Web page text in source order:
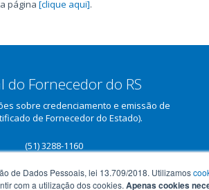
página [clique aqui].
do Fornecedor do RS
sobre credenciamento e emissão de
de Fornecedor do Estado).
(51) 3288-1160
de Dados Pessoais, lei 13.709/2018. Utilizamos
com a utilização dos cookies. Apenas cookies